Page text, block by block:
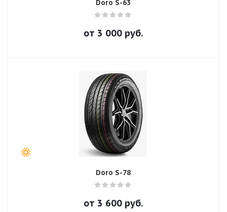
Doro S-63
от 3 000руб.
Doro S-78
от 3 600руб.